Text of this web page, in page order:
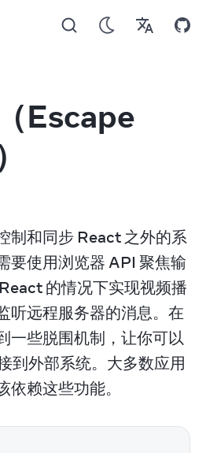
Escape
制和同步 React 之外的系
要使用浏览器 API 聚焦输
的情况下实现视频播
听远程服务器的消息。在
一些脱围机制，让你可以
到外部系统。大多数应用
赖这些功能。